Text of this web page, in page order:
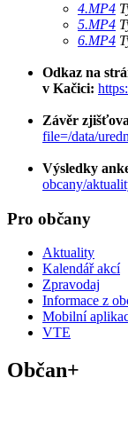
4.MP4
5.MP4
6.MP4
Odkaz na
v Kačici:
Závěr
file=/data/
Výsledky
obcany/
Pro občany
Aktuality
Kalendář akcí
Zpravodaj
Informace z
Mobilní
VTE
Občan+